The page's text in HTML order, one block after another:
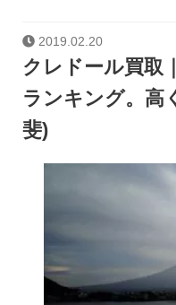
2019.02.20
クレドール買取
ランキング。高
斐)